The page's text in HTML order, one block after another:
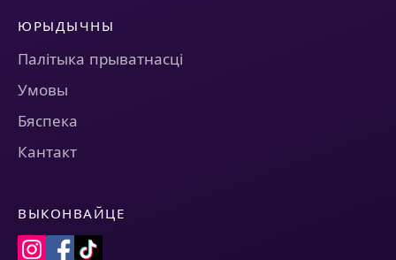
ЮРЫДЫЧНЫ
Палітыка прыватнасці
Умовы
Бяспека
Кантакт
ВЫКОНВАЙЦЕ